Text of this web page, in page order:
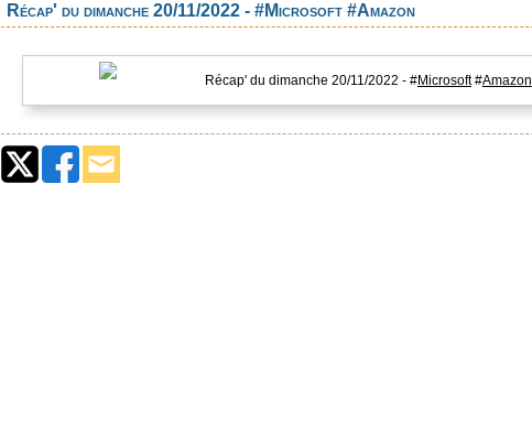
Récap' du dimanche 20/11/2022 - #Microsoft #Amazon
Récap' du dimanche 20/11/2022 - #Microsoft#Amazon